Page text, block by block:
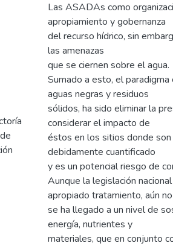
Las ASADAs como
apropiamiento y gobernanza
del recurso hídrico, sin
las amenazas
que se ciernen sobre el agua.
Sumado a esto, el
aguas negras y residuos
sólidos, ha sido eliminar la
considerar el impacto de
éstos en los sitios donde
debidamente cuantificado
y es un potencial riesgo de
Aunque la legislación
apropiado tratamiento, aún no
se ha llegado a un nivel de
energía, nutrientes y
materiales, que en conjunto